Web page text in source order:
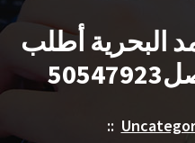
البحرية أطلب
::